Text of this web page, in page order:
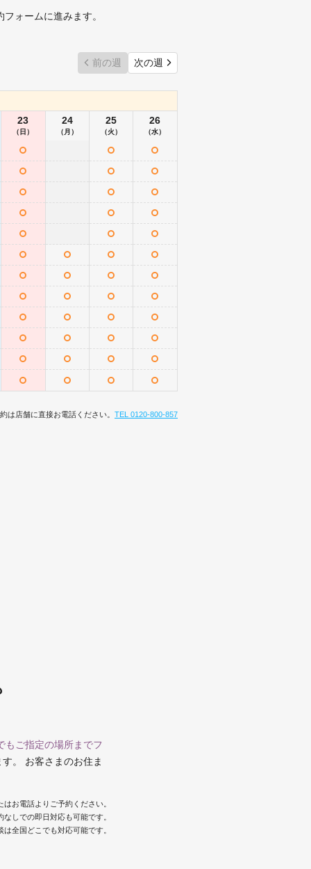
ォームに進みます。
前の週 次の週
23
（日）
24
（月）
25
（火）
26
（水）
は店舗に直接お電話ください。 TEL 0120-800-857
もご指定の場所までフ
。 お客さまのお住ま
お電話よりご予約ください。
しでの即日対応も可能です。
全国どこでも対応可能です。